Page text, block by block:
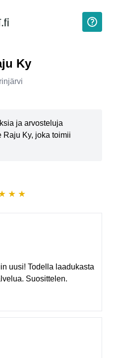
Ky
ja arvosteluja
Raju Ky, joka toimii
★ ★
uusi! Todella laadukasta
Suosittelen.